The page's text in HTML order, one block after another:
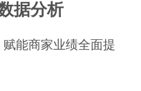
据分析
能商家业绩全面提